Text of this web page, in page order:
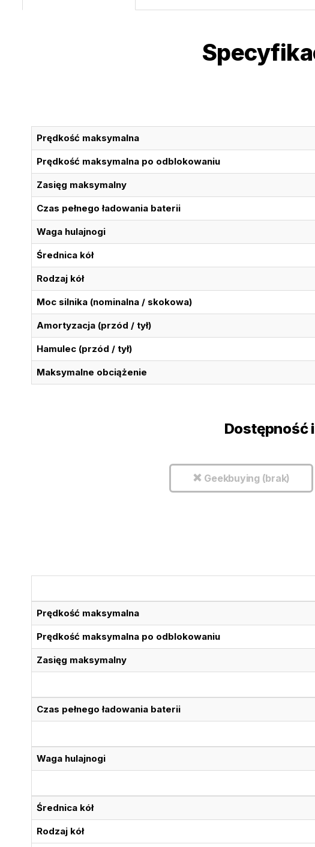
Prędkość maksymalna
Prędkość maksymalna po odblokowaniu
Zasięg maksymalny
Czas pełnego ładowania baterii
Waga hulajnogi
Średnica kół
Rodzaj kół
Moc silnika (nominalna / skokowa)
Amortyzacja (przód / tył)
Hamulec (przód / tył)
Maksymalne obciążenie
Dostępność
Geekbuying (brak)
Prędkość maksymalna
Prędkość maksymalna po odblokowaniu
Zasięg maksymalny
Czas pełnego ładowania baterii
Waga hulajnogi
Średnica kół
Rodzaj kół